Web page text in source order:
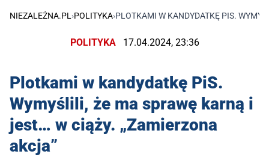
NIEZALEŻNA.PL ›POLITYKA›PLOTKAMI W KANDYDATKĘ PIS.
POLITYKA 17.04.2024, 23:36
Plotkami w kandydatkę PiS.
Wymyślili, że ma sprawę karną i
jest… w ciąży. „Zamierzona
akcja”